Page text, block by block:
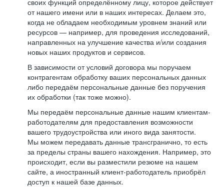
своих функций определённому лицу, которое действует
от нашего имени или в наших интересах. Делаем это,
когда не обладаем необходимым уровнем знаний или
ресурсов — например, для проведения исследований,
направленных на улучшение качества и/или создания
новых наших продуктов и сервисов.
В зависимости от условий договора мы поручаем
контрагентам обработку ваших персональных данных
либо передаём персональные данные без поручения
их обработки (так тоже можно).
Мы передаём персональные данные нашим клиентам-
работодателям для предоставления возможности
вашего трудоустройства или иного вида занятости.
Мы можем передавать данные трансгранично, то есть
за пределы страны вашего нахождения. Например, это
происходит, если вы разместили резюме на нашем
сайте, а иностранный клиент-работодатель приобрёл
доступ к нашей базе данных.